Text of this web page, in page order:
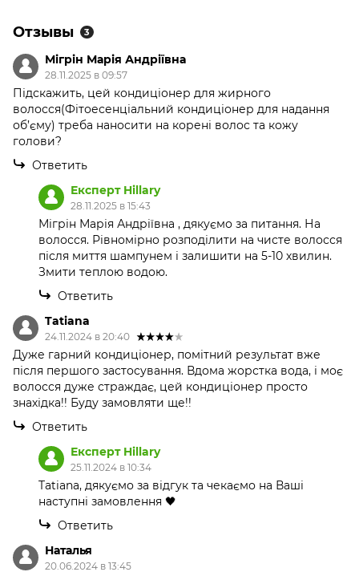
Отзывы 3
Мігрін Марія Андріївна
28.11.2025 в 09:57
Підскажить, цей кондиціонер для жирного
волосся(Фітоесенціальний кондиціонер для надання
об’єму) треба наносити на корені волос та кожу
голови?
Ответить
Експерт Hillary
28.11.2025 в 15:43
Мігрін Марія Андріївна , дякуємо за питання. На
волосся. Рівномірно розподілити на чисте волосся
після миття шампунем і залишити на 5-10 хвилин.
Змити теплою водою.
Ответить
Tatiana
24.11.2024 в 20:40
Дуже гарний кондиціонер, помітний результат вже
після першого застосування. Вдома жорстка вода, і моє
волосся дуже страждає, цей кондиціонер просто
знахідка!! Буду замовляти ще!!
Ответить
Експерт Hillary
25.11.2024 в 10:34
Tatiana, дякуємо за відгук та чекаємо на Ваші
наступні замовлення 🖤
Ответить
Наталья
20.06.2024 в 13:45